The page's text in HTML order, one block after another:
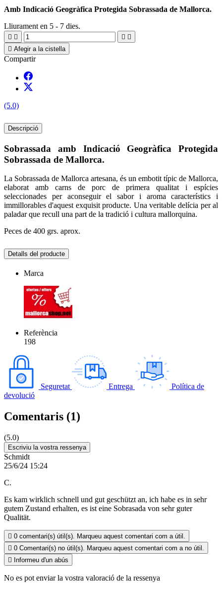
Amb Indicació Geogràfica Protegida Sobrassada de Mallorca.
Lliurament en 5 - 7 dies.
   
 Afegir a la cistella
Compartir
(5.0)
Descripció
Sobrassada amb Indicació Geogràfica Protegida
Sobrassada de Mallorca.
La Sobrassada de Mallorca artesana, és un embotit típic de Mallorca,
elaborat amb carns de porc de primera qualitat i espícies
seleccionades per aconseguir el sabor i aroma característics i
immillorables d'aquest exquisit producte. Una veritable delícia per al
paladar que recull una part de la tradició i cultura mallorquina.
Peces de 400 grs. aprox.
Detalls del producte
Marca
Referència
198
Seguretat Entrega
Política de
devolució
Comentaris (1)
(5.0)
Escriviu la vostra ressenya
Schmidt
25/6/24 15:24
C.
Es kam wirklich schnell und gut geschützt an, ich habe es in sehr
gutem Zustand erhalten, es ist eine Sobrasada von sehr guter
Qualität.
 0 comentari(s) útil(s). Marqueu aquest comentari com a útil.
 0 Comentari(s) no útil(s). Marqueu aquest comentari com a no útil.

Informeu d'un abús
No es pot enviar la vostra valoració de la ressenya